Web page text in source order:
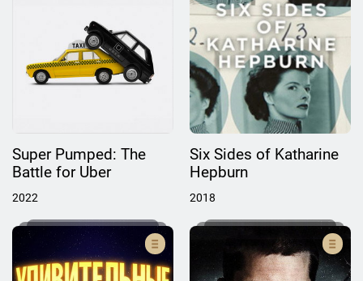
Super Pumped: The
Battle for Uber
2022
Six Sides of Katharine
Hepburn
2018